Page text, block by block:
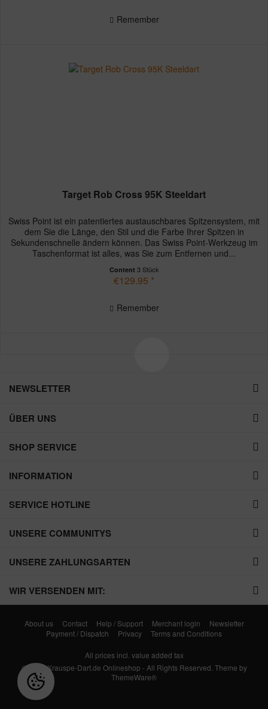
Remember
Target Rob Cross 95K Steeldart
Swiss Point ist ein patentiertes austauschbares Spitzensystem, mit
dem Sie die Länge, den Stil und die Farbe Ihrer Spitzen in
Sekundenschnelle ändern können. Das Swiss Point-Werkzeug im
Taschenformat ist alles, was Sie zum Entfernen und...
Content 3 Stück
€129.95 *
Remember
NEWSLETTER
ÜBER UNS
SHOP SERVICE
INFORMATION
SERVICE HOTLINE
UNSERE COMMUNITYS
UNSERE ZAHLUNGSARTEN
WIR VERSENDEN MIT:
About us Contact Help / Support Merchant login
Newsletter
Payment / Dispatch
Privacy Terms and Conditions
All prices incl. value added tax
© 2026 Krauspe-Dart.de Onlineshop - All Rights Reserved. Theme by
ThemeWare®